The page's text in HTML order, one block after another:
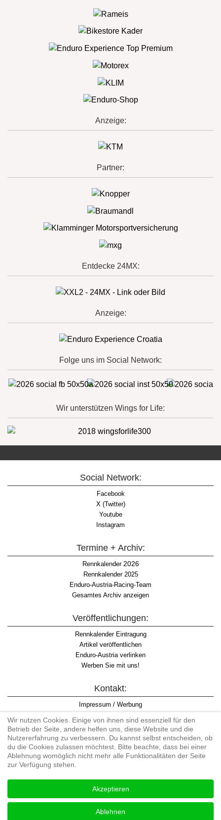
Anzeige:
Partner:
Entdecke 24MX:
Anzeige:
Folge uns im Social Network:
Wir unterstützen Wings for Life:
Social Network:
Facebook
X (Twitter)
Youtube
Instagram
Termine + Archiv:
Rennkalender2026
Rennkalender 2025
Enduro-Austria-Racing-Team
Gesamtes Archiv anzeigen
Veröffentlichungen:
Rennkalender Eintragung
Artikel veröffentlichen
Enduro-Austria verlinken
Werben Sie mit uns!
Kontakt:
Impressum / Werbung
Informationspflicht WKO
AGB
#enduroaustria, #wirlebenenduro #enduroaustriaracingteam
Enduro-Austria, Enduro, Endurosport, Endurocross, Endurotraining,
Endurotouren, Endurorennen, Hardenduro, Extreme Enduro
Wir nutzen Cookies. Einige von ihnen sind essenziell für den
Betrieb der Seite, andere helfen uns, diese Website und die
Nutzererfahrung zu verbessern. Du kannst selbst entscheiden, ob
du die Cookies zulassen möchtest. Bitte beachte, dass bei einer
Ablehnung womöglich nicht mehr alle Funktionalitäten der Seite
zur Verfügung stehen.
Akzeptieren
Ablehnen